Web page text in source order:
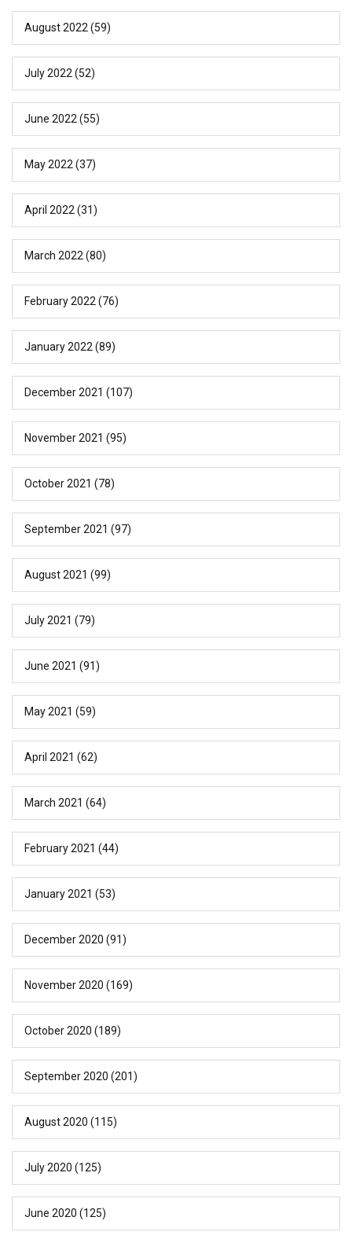
August 2022 (59)
July 2022 (52)
June 2022 (55)
May 2022 (37)
April 2022 (31)
March 2022 (80)
February 2022 (76)
January 2022 (89)
December 2021 (107)
November 2021 (95)
October 2021 (78)
September 2021 (97)
August 2021 (99)
July 2021 (79)
June 2021 (91)
May 2021 (59)
April 2021 (62)
March 2021 (64)
February 2021 (44)
January 2021 (53)
December 2020 (91)
November 2020 (169)
October 2020 (189)
September 2020 (201)
August 2020 (115)
July 2020 (125)
June 2020 (125)